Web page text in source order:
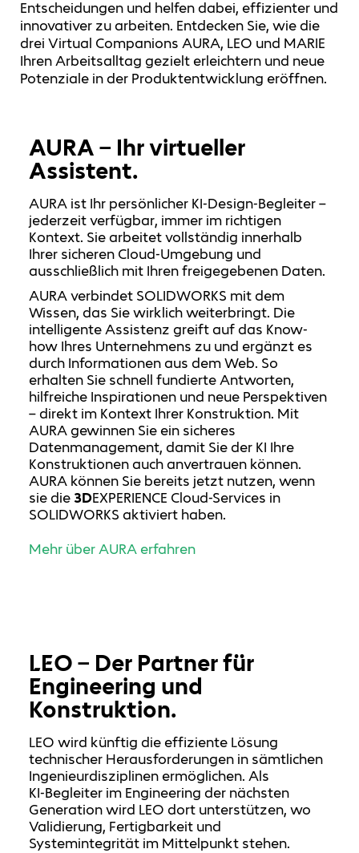
Entscheidungen und helfen dabei, effizienter und
innovativer zu arbeiten. Entdecken Sie, wie die
drei Virtual Companions AURA, LEO und MARIE
Ihren Arbeitsalltag gezielt erleichtern und neue
Potenziale in der Produktentwicklung eröffnen.
AURA – Ihr virtueller
Assistent.
AURA ist Ihr persönlicher KI-Design-Begleiter –
jederzeit verfügbar, immer im richtigen
Kontext. Sie arbeitet vollständig innerhalb
Ihrer sicheren Cloud-Umgebung und
ausschließlich mit Ihren freigegebenen Daten.
AURA verbindet SOLIDWORKS mit dem
Wissen, das Sie wirklich weiterbringt. Die
intelligente Assistenz greift auf das Know-
how Ihres Unternehmens zu und ergänzt es
durch Informationen aus dem Web. So
erhalten Sie schnell fundierte Antworten,
hilfreiche Inspirationen und neue Perspektiven
– direkt im Kontext Ihrer Konstruktion. Mit
AURA gewinnen Sie ein sicheres
Datenmanagement, damit Sie der KI Ihre
Konstruktionen auch anvertrauen können.
AURA können Sie bereits jetzt nutzen, wenn
sie die 3DEXPERIENCE Cloud-Services in
SOLIDWORKS aktiviert haben.
Mehr über AURA erfahren
LEO – Der Partner für
Engineering und
Konstruktion.
LEO wird künftig die effiziente Lösung
technischer Herausforderungen in sämtlichen
Ingenieurdisziplinen ermöglichen. Als
KI‑Begleiter im Engineering der nächsten
Generation wird LEO dort unterstützen, wo
Validierung, Fertigbarkeit und
Systemintegrität im Mittelpunkt stehen.